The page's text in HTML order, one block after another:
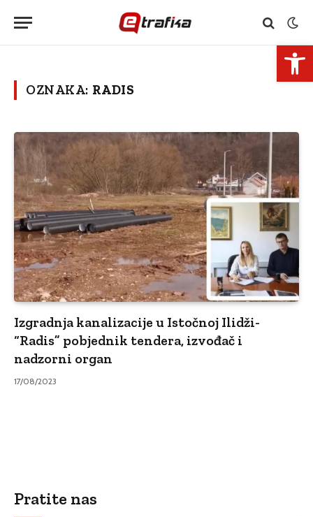
OZNAKA: RADIS
Izgradnja kanalizacije u Istočnoj Ilidži-
“Radis” pobjednik tendera, izvođač i
nadzorni organ
17/08/2023
Pratite nas